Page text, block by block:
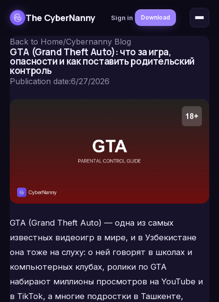
The CyberNanny Sign in Download
Back to Home/Cybernanny Blog
GTA (Grand Theft Auto): что за игра,
опасности и как поставить родительский
контроль
Publication date:6/27/2026
GTA (Grand Theft Auto) — одна из самых
известных видеоигр в мире, и в Узбекистане
она тоже на слуху: о ней говорят в школах и
компьютерных клубах, ролики по GTA
набирают миллионы просмотров на YouTube и
в TikTok, а многие подростки в Ташкенте,